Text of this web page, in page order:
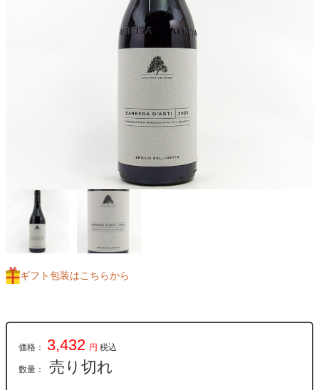
ギフト包装はこちらから
価格： 3,432 円 税込
数量： 売り切れ